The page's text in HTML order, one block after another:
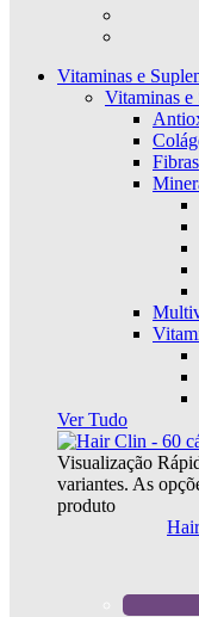
Vitaminas e
Vitaminas e
Fibras
Ver Tudo
Visualização
variantes. As
produto